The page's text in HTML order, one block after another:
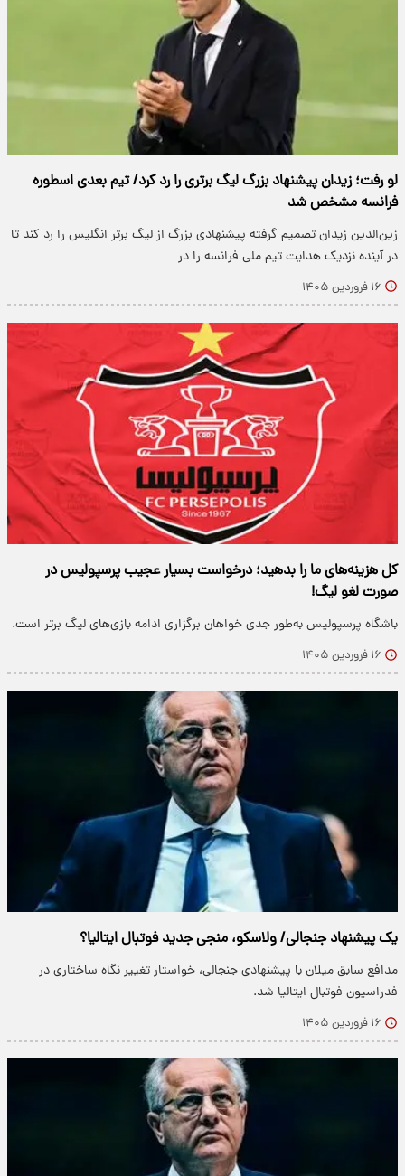
لو رفت؛ زیدان پیشنهاد بزرگ لیگ برتری را رد کرد/ تیم بعدی اسطوره
فرانسه مشخص شد
زین‌الدین زیدان تصمیم گرفته پیشنهادی بزرگ از لیگ برتر انگلیس را رد کند تا
در آینده نزدیک هدایت تیم ملی فرانسه را در…
۱۶ فروردین ۱۴۰۵
کل هزینه‌های ما را بدهید؛ درخواست بسیار عجیب پرسپولیس در
صورت لغو لیگ!
باشگاه پرسپولیس به‌طور جدی خواهان برگزاری ادامه بازی‌های لیگ برتر است.
۱۶ فروردین ۱۴۰۵
یک پیشنهاد جنجالی/ ولاسکو، منجی جدید فوتبال ایتالیا؟
مدافع سابق میلان با پیشنهادی جنجالی، خواستار تغییر نگاه ساختاری در
فدراسیون فوتبال ایتالیا شد.
۱۶ فروردین ۱۴۰۵